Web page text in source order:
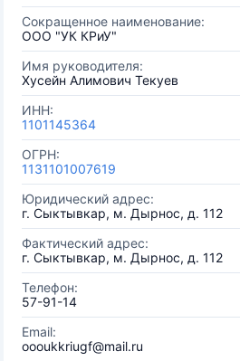
Сокращенное наименование:
ООО "УК КРиУ"
Имя руководителя:
Хусейн Алимович Текуев
ИНН:
1101145364
ОГРН:
1131101007619
Юридический адрес:
г. Сыктывкар, м. Дырнос, д. 112
Фактический адрес:
г. Сыктывкар, м. Дырнос, д. 112
Телефон:
57-91-14
Email:
oooukkriugf@mail.ru